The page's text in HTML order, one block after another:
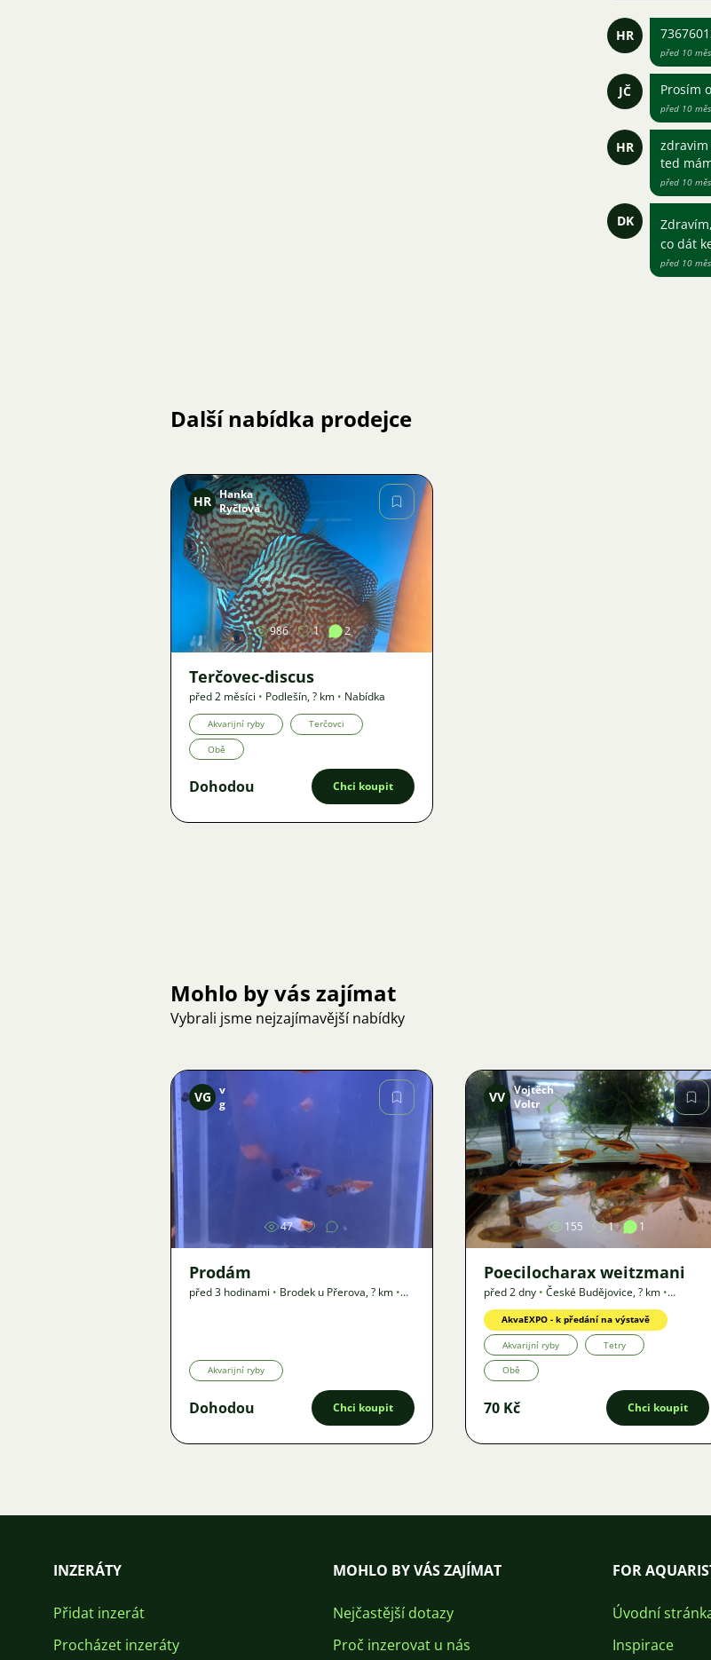
HR
před 10
JČ Prosím
před 10
HR
zdravim
ted
před 10
DK
co dát
před 10
Další nabídka prodejce
Obrázek
HR Hanka
Ryčlová
986 1 2
Terčovec-discus
před 2 měsíci • Podlešín,? km • Nabídka
Akvarijní ryby Terčovci
Obě
Dohodou Chci koupit
Mohlo by vás zajímat
Vybrali jsme nejzajímavější nabídky
Obrázek
VG v
g
47
Prodám
před 3 hodinami • Brodek u Přerova,? km •
Akvarijní ryby
Dohodou Chci koupit
Obrázek
VV Vojtěch
Voltr
155 1 1
Poecilocharax weitzmani
před 2 dny • České Budějovice,? km •
Nabídka
AkvaEXPO - k předání na výstavě
Akvarijní ryby Tetry
Obě
70 Kč Chci koupit
INZERÁTY
Přidat inzerát
Procházet inzeráty
MOHLO BY VÁS ZAJÍMAT
Nejčastější dotazy
Proč inzerovat u nás
FOR
Úvodní
Inspirace